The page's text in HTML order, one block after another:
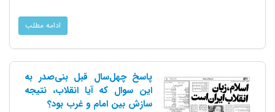
ادامه مطلب
پاسخ چهل‌سال قبل بنی‌صدر به
این سوال که آیا انقلاب، نتیجه
سازش بین امام و غرب بود؟